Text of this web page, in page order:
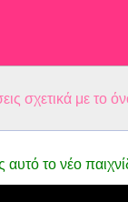
σχετικά με το
αυτό το νέο